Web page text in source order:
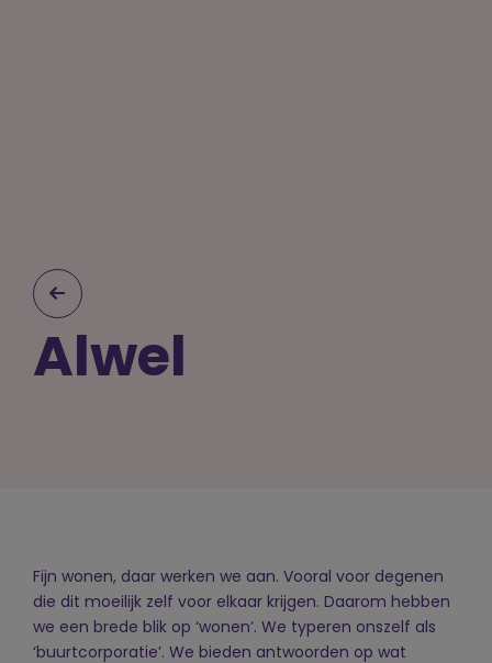
Alwel
Fijn wonen, daar werken we aan. Vooral voor degenen
die dit moeilijk zelf voor elkaar krijgen. Daarom hebben
we een brede blik op ‘wonen’. We typeren onszelf als
‘buurtcorporatie’. We bieden antwoorden op wat